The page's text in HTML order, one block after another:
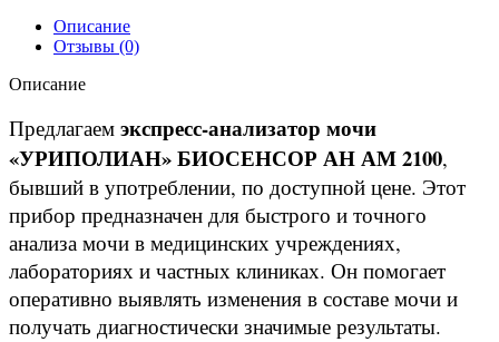
Описание
Отзывы (0)
Описание
Предлагаем экспресс-анализатор мочи
«УРИПОЛИАН» БИОСЕНСОР АН АМ 2100,
бывший в употреблении, по доступной цене. Этот
прибор предназначен для быстрого и точного
анализа мочи в медицинских учреждениях,
лабораториях и частных клиниках. Он помогает
оперативно выявлять изменения в составе мочи и
получать диагностически значимые результаты.